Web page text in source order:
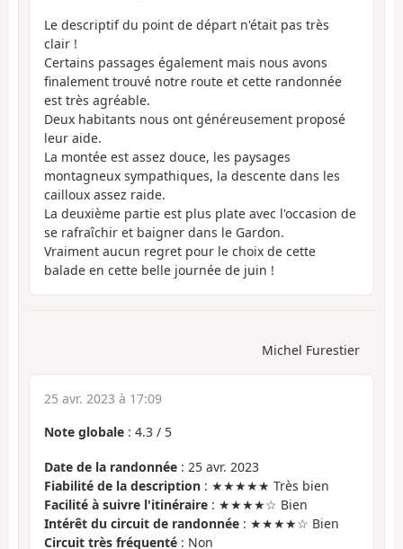
Le descriptif du point de départ n'était pas très
clair !
Certains passages également mais nous avons
finalement trouvé notre route et cette randonnée
est très agréable.
Deux habitants nous ont généreusement proposé
leur aide.
La montée est assez douce, les paysages
montagneux sympathiques, la descente dans les
cailloux assez raide.
La deuxième partie est plus plate avec l'occasion de
se rafraîchir et baigner dans le Gardon.
Vraiment aucun regret pour le choix de cette
balade en cette belle journée de juin !
Michel Furestier
25 avr. 2023 à 17:09
Note globale : 4.3 / 5
Date de la randonnée : 25 avr. 2023
Fiabilité de la description : ★★★★★ Très bien
Facilité à suivre l'itinéraire : ★★★★☆ Bien
Intérêt du circuit de randonnée : ★★★★☆ Bien
Circuit très fréquenté : Non